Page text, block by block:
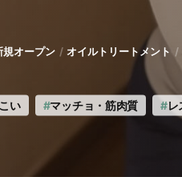
規オープン オイルトリートメント
い マッチョ・筋肉質 レ